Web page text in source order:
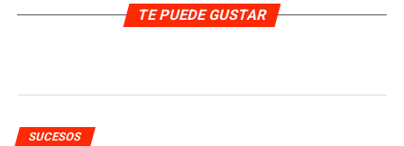
TE PUEDE GUSTAR
SUCESOS